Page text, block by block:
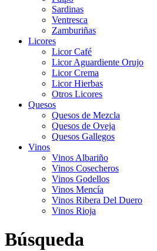
Sardinas
Ventresca
Zamburiñas
Licores
Licor Café
Licor Aguardiente Orujo
Licor Crema
Licor Hierbas
Otros Licores
Quesos
Quesos de Mezcla
Quesos de Oveja
Quesos Gallegos
Vinos
Vinos Albariño
Vinos Cosecheros
Vinos Godellos
Vinos Mencía
Vinos Ribera Del Duero
Vinos Rioja
Búsqueda